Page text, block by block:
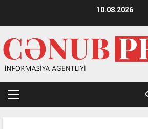
10.08.2026
Primary